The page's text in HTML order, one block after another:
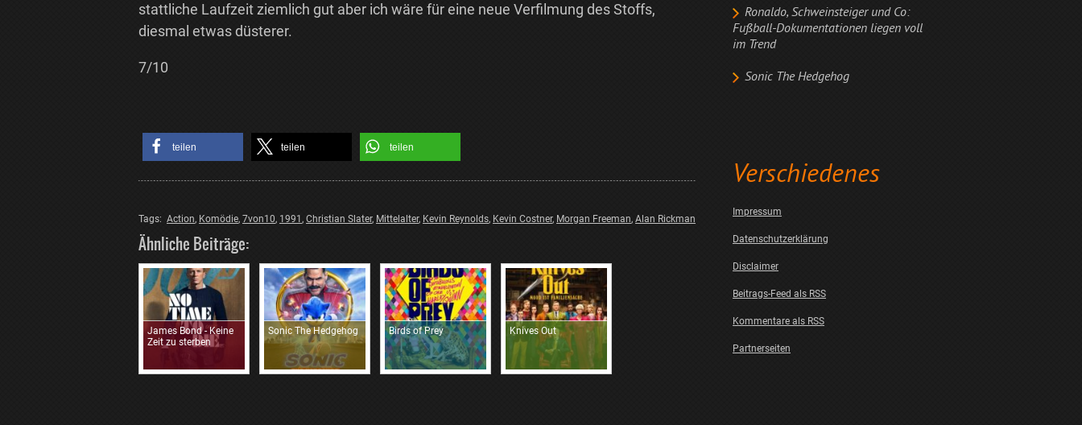
Ronaldo, Schweinsteiger und Co:
Fußball-Dokumentationen liegen voll
im Trend
Sonic The Hedgehog
Verschiedenes
Impressum
Datenschutzerklärung
Disclaimer
Beitrags-Feed als RSS
Kommentare als RSS
Partnerseiten
stattliche Laufzeit ziemlich gut aber ich wäre für eine neue Verfilmung des Stoffs,
diesmal etwas düsterer.
7/10
teilen teilen teilen
Tags: Action, Komödie, 7von10, 1991 , Christian Slater, Mittelalter, Kevin Reynolds, Kevin Costner, Morgan Freeman, Alan Rickman
Ähnliche Beiträge:
James Bond - Keine
Zeit zu sterben
Sonic The Hedgehog Birds of Prey Knives Out